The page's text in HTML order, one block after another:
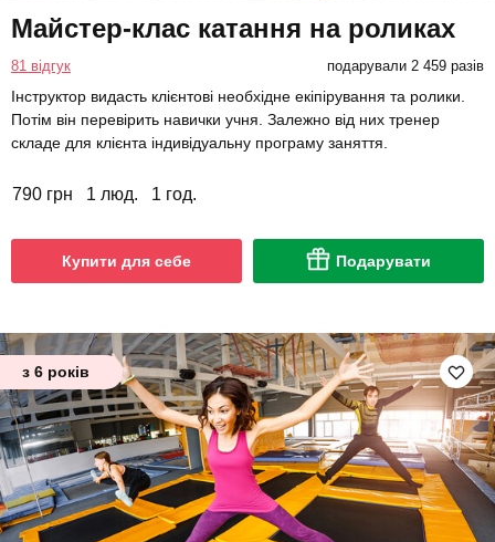
Майстер-клас катання на роликах
81 відгук подарували 2 459 разів
Інструктор видасть клієнтові необхідне екіпірування та ролики.
Потім він перевірить навички учня. Залежно від них тренер
складе для клієнта індивідуальну програму заняття.
790 грн 1 люд. 1 год.
Купити для себе Подарувати
з 6 років